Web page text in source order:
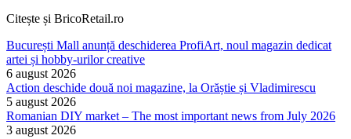
Citește și BricoRetail.ro
București Mall anunță deschiderea ProfiArt, noul magazin dedicat
artei și hobby-urilor creative
6 august 2026
Action deschide două noi magazine, la Orăștie și Vladimirescu
5 august 2026
Romanian DIY market – The most important news from July 2026
3 august 2026